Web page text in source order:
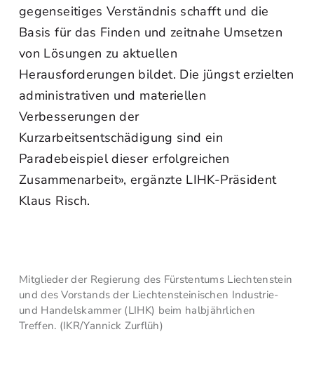
gegenseitiges Verständnis schafft und die
Basis für das Finden und zeitnahe Umsetzen
von Lösungen zu aktuellen
Herausforderungen bildet. Die jüngst erzielten
administrativen und materiellen
Verbesserungen der
Kurzarbeitsentschädigung sind ein
Paradebeispiel dieser erfolgreichen
Zusammenarbeit», ergänzte LIHK-Präsident
Klaus Risch.
Mitglieder der Regierung des Fürstentums Liechtenstein
und des Vorstands der Liechtensteinischen Industrie-
und Handelskammer (LIHK) beim halbjährlichen
Treffen. (IKR/Yannick Zurflüh)